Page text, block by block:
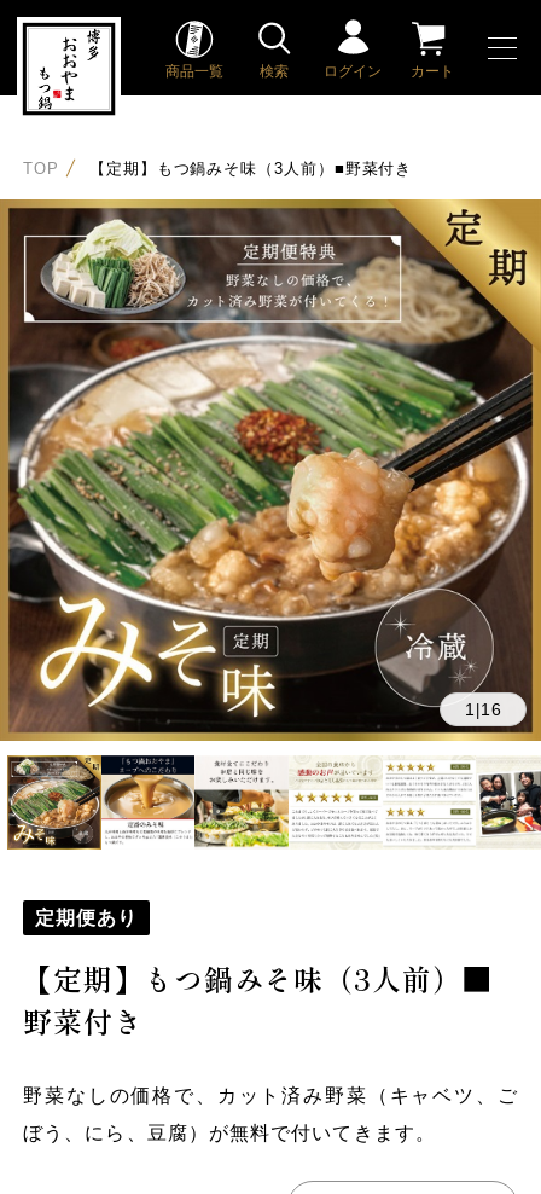
商品一覧 検索 ログイン カート
TOP 【定期】もつ鍋みそ味（3人前）■野菜付き
1 |16
定期便あり
【定期】もつ鍋みそ味（3人前）■
野菜付き
野菜なしの価格で、カット済み野菜（キャベツ、ご
ぼう、にら、豆腐）が無料で付いてきます。